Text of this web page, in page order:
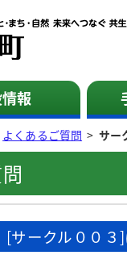
報
よくあるご質問 > サー
[サークル００３